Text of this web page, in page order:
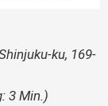
ku, 169-
3 Min.)